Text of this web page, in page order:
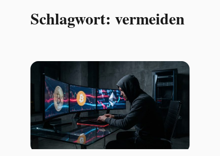
Schlagwort: vermeiden